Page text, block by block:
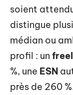
soient
distingue
médian ou
profil : un
%, une ESN
près de 260